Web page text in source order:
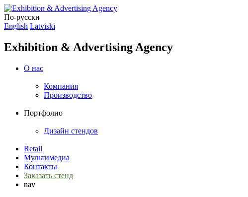
По-русски
English Latviski
Exhibition & Advertising Agency
О нас
Компания
Производство
Портфолио
Дизайн стендов
Retail
Мультимедиа
Контакты
Заказать стенд
nav